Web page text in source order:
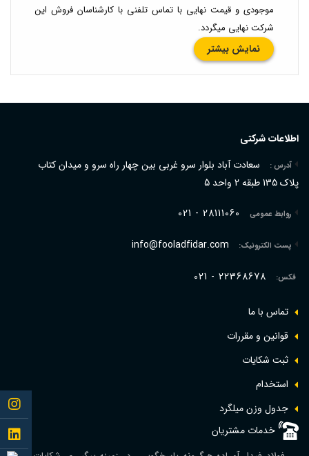
موجودی و قیمت نهایی با تماس تلفنی با کارشناسان فروش این
شرکت نهایی میگردد.
نمایش بیشتر
اطلاعات شرکتی
آدرس :
سعادت آباد بلوار سرو غربی بین چهار راه سرو و میدان کتاب
پلاک 135 طبقه 2 واحد 5
روابط عمومی 021 - 28111060
پست الکترونیک: info@fooladfidar.com
فکس: 021 - 22368678
تماس با ما
قوانین و مقررات
ثبت شکایات
استخدام
جدول وزن ميلگرد
خدمات مشتریان
Follow
me to
Follow